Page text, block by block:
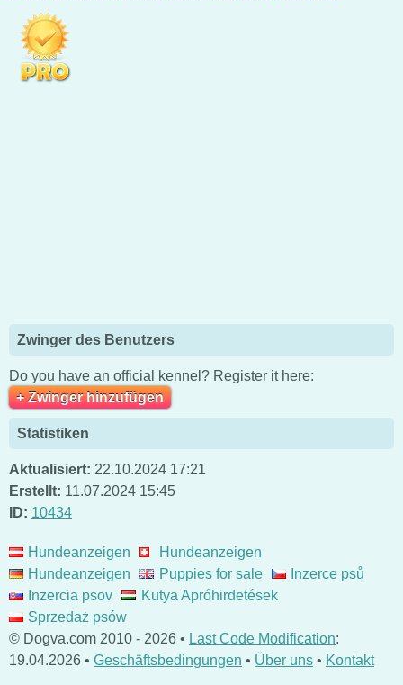
Zwinger des Benutzers
Do you have an official kennel? Register it here:
+ Zwinger hinzufügen
Statistiken
Aktualisiert: 22.10.2024 17:21
Erstellt: 11.07.2024 15:45
ID: 10434
Hundeanzeigen
Hundeanzeigen
Hundeanzeigen
Puppies for sale
Inzerce psů
Inzercia psov
Kutya Apróhirdetések
Sprzedaż psów
© Dogva.com 2010 - 2026 • Last Code Modification:
19.04.2026 • Geschäftsbedingungen • Über uns • Kontakt